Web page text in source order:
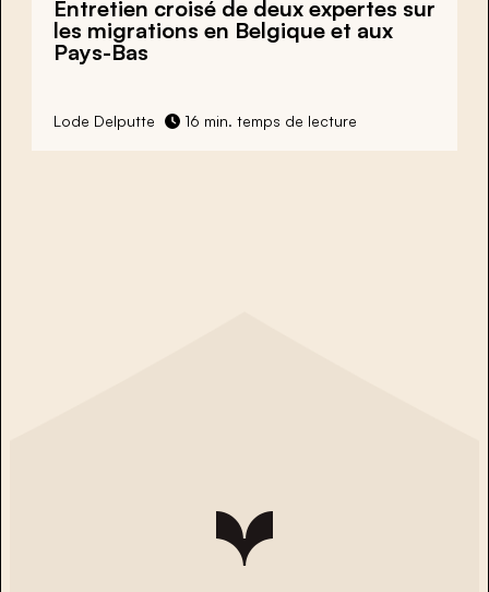
Entretien croisé de deux expertes sur
les migrations en Belgique et aux
Pays-Bas
Lode Delputte 16 min. temps de lecture